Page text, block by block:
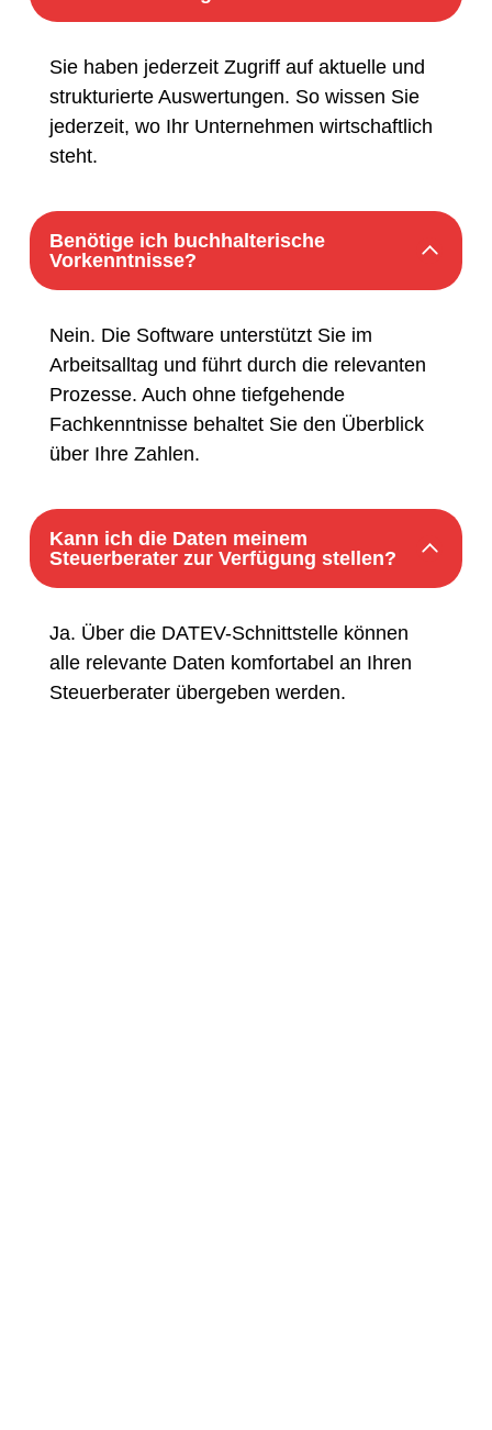
Sie haben jederzeit Zugriff auf aktuelle und
strukturierte Auswertungen. So wissen Sie
jederzeit, wo Ihr Unternehmen wirtschaftlich
steht.
Benötige ich buchhalterische
Vorkenntnisse?
Nein. Die Software unterstützt Sie im
Arbeitsalltag und führt durch die relevanten
Prozesse. Auch ohne tiefgehende
Fachkenntnisse behaltet Sie den Überblick
über Ihre Zahlen.
Kann ich die Daten meinem
Steuerberater zur Verfügung stellen?
Ja. Über die DATEV-Schnittstelle können
alle relevante Daten komfortabel an Ihren
Steuerberater übergeben werden.